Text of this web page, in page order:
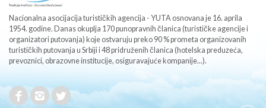
Nacionalna asocijacija turističkih agencija - YUTA osnovana je 16. aprila
1954. godine. Danas okuplja 170 punopravnih članica (turističke agencije i
organizatori putovanja) koje ostvaruju preko 90 % prometa organizovanih
turističkih putovanja u Srbiji i 48 pridruženih članica (hotelska preduzeća,
prevoznici, obrazovne institucije, osiguravajuće kompanije...).